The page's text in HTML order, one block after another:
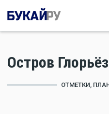
Остров Глорьёз
ОТМЕТКИ,